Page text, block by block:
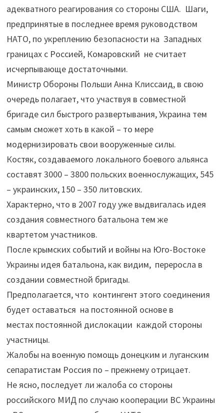
адекватного реагирования со стороны США. Шаги,
предпринятые в последнее время руководством
НАТО, по укреплению безопасности на Западных
границах с Россией, Комаровский не считает
исчерпывающе достаточными.
Министр Обороны Польши Анна Клиссаид, в свою
очередь полагает, что участвуя в совместной
бригаде сил быстрого развертывания, Украина тем
самым сможет хоть в какой – то мере
модернизировать свои вооруженные силы.
Костяк, создаваемого локального боевого альянса
составят 3000 – 3800 польских военнослужащих, 545
– украинских, 150 – 350 литовских.
Характерно, что в 2007 году уже выдвигалась идея
создания совместного батальона тем же
квартетом участников.
После крымских событий и войны на Юго-Востоке
Украины идея батальона, как видим, переросла в
создании совместной бригады.
Предполагается, что контингент этого соединения
будет оставаться на постоянной основе в
местах постоянной дислокации каждой стороны
участницы.
Жалобы на военную помощь донецким и луганским
сепаратистам Россия по – прежнему отрицает.
Не ясно, последует ли жалоба со стороны
российского МИД по случаю кооперации ВС Украины